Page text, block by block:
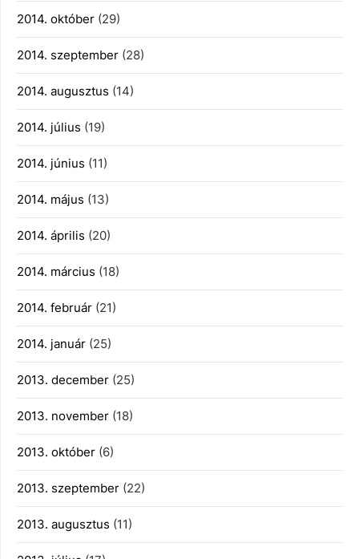
2014. október (29)
2014. szeptember (28)
2014. augusztus (14)
2014. július (19)
2014. június (11)
2014. május (13)
2014. április (20)
2014. március (18)
2014. február (21)
2014. január (25)
2013. december (25)
2013. november (18)
2013. október (6)
2013. szeptember (22)
2013. augusztus (11)